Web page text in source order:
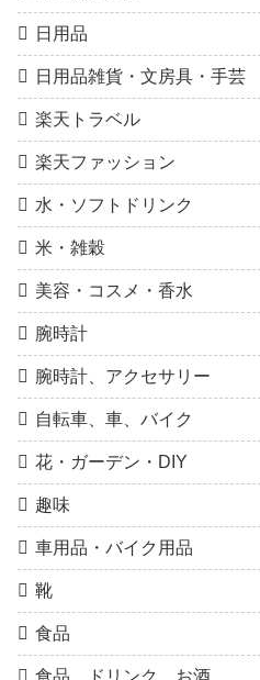
日用品
日用品雑貨・文房具・手芸
楽天トラベル
楽天ファッション
水・ソフトドリンク
米・雑穀
美容・コスメ・香水
腕時計
腕時計、アクセサリー
自転車、車、バイク
花・ガーデン・DIY
趣味
車用品・バイク用品
靴
食品
食品、ドリンク、お酒